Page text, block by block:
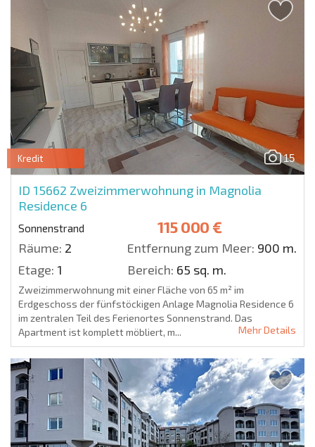
15
Kredit
ID 15662 Zweizimmerwohnung in Magnolia
Residence 6
Sonnenstrand 115 000 €
Räume: 2 Entfernung zum Meer: 900 m.
Etage: 1 Bereich: 65 sq. m.
Zweizimmerwohnung mit einer Fläche von 65 m² im
Erdgeschoss der fünfstöckigen Anlage Magnolia Residence 6
im zentralen Teil des Ferienortes Sonnenstrand. Das
Apartment ist komplett möbliert, m...
Mehr Details